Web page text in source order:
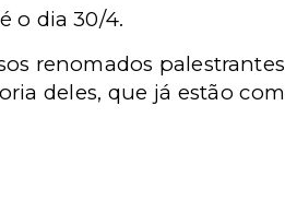
o dia 30/4.
renomados palestrantes
deles, que já estão com